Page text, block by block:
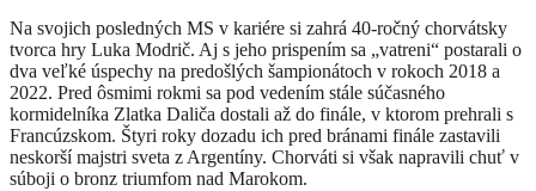
Na svojich posledných MS v kariére si zahrá 40-ročný chorvátsky
tvorca hry Luka Modrič. Aj s jeho prispením sa „vatreni“ postarali o
dva veľké úspechy na predošlých šampionátoch v rokoch 2018 a
2022. Pred ôsmimi rokmi sa pod vedením stále súčasného
kormidelníka Zlatka Daliča dostali až do finále, v ktorom prehrali s
Francúzskom. Štyri roky dozadu ich pred bránami finále zastavili
neskorší majstri sveta z Argentíny. Chorváti si však napravili chuť v
súboji o bronz triumfom nad Marokom.